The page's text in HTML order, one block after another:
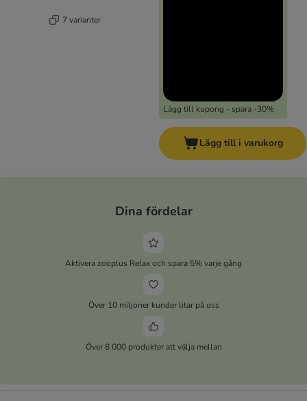
7 varianter
Lägg till kupong - spara -30%
Lägg till i varukorg
Dina fördelar
Aktivera zooplus Relax och spara 5% varje gång
Över 10 miljoner kunder litar på oss
Över 8 000 produkter att välja mellan